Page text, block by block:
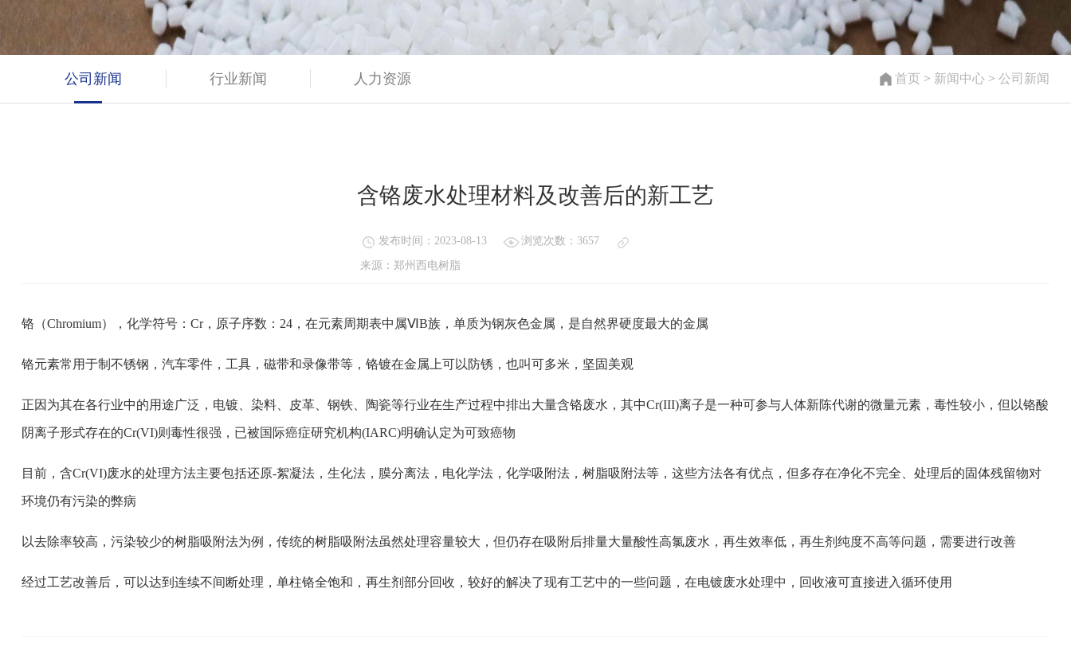
公司新闻 行业新闻 人力资源 首页 > 新闻中心 >公司新闻
含铬废水处理材料及改善后的新工艺
发布时间：2023-08-13 浏览次数：3657
来源：郑州西电树脂
铬（Chromium），化学符号：Cr，原子序数：24，在元素周期表中属ⅥB族，单质为钢灰色金属，是自然界硬度最大的金属
铬元素常用于制不锈钢，汽车零件，工具，磁带和录像带等，铬镀在金属上可以防锈，也叫可多米，坚固美观
正因为其在各行业中的用途广泛，电镀、染料、皮革、钢铁、陶瓷等行业在生产过程中排出大量含铬废水，其中Cr(III)离子是一种可参与人体新陈代谢的微量元素，毒性较小，但以铬酸
阴离子形式存在的Cr(VI)则毒性很强，已被国际癌症研究机构(IARC)明确认定为可致癌物
目前，含Cr(VI)废水的处理方法主要包括还原-絮凝法，生化法，膜分离法，电化学法，化学吸附法，树脂吸附法等，这些方法各有优点，但多存在净化不完全、处理后的固体残留物对
环境仍有污染的弊病
以去除率较高，污染较少的树脂吸附法为例，传统的树脂吸附法虽然处理容量较大，但仍存在吸附后排量大量酸性高氯废水，再生效率低，再生剂纯度不高等问题，需要进行改善
经过工艺改善后，可以达到连续不间断处理，单柱铬全饱和，再生剂部分回收，较好的解决了现有工艺中的一些问题，在电镀废水处理中，回收液可直接进入循环使用